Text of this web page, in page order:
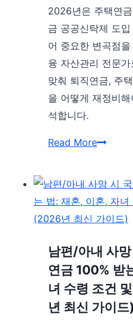
는
법
는
노
년
층
소
득
와
산
운
용
미
래
(2026
년
2026년은 주택연
금 공공신탁제 도
어 중요한 변곡점
융 자산관리 전문
맞춰 퇴직연금, 주
을 어떻게 재정비
석합니다.
Read More2026
‘연
금
보
남편/아내 사
연금 100% 받
녀 수령 조건
년 최신 가이드)